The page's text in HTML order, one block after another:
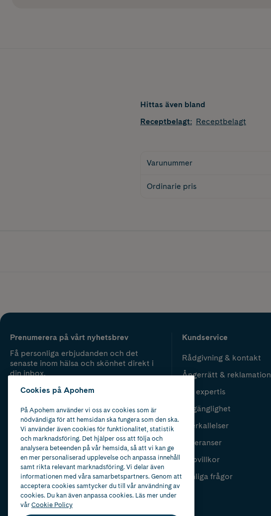
Hittas även bland
Receptbelagt: Receptbelagt
Varunummer
Ordinarie pris
Prenumerera på vårt nyhetsbrev
Få personliga erbjudanden och det
senaste inom hälsa och skönhet direkt i
din inbox.
Kundservice
Rådgivning & kontakt
Ångerrätt & reklamation
Vår expertis
Tillgänglighet
Återkallelser
Leveranser
Köpvillkor
Vanliga frågor
Cookies på Apohem
På Apohem använder vi oss av cookies som är
nödvändiga för att hemsidan ska fungera som den ska.
Vi använder även cookies för funktionalitet, statistik
och marknadsföring. Det hjälper oss att följa och
analysera beteenden på vår hemsida, så att vi kan ge
en mer personaliserad upplevelse och anpassa innehåll
samt rikta relevant marknadsföring. Vi delar även
informationen med våra samarbetspartners. Genom att
acceptera cookies samtycker du till vår användning av
cookies. Du kan även anpassa cookies. Läs mer under
vårCookie Policy